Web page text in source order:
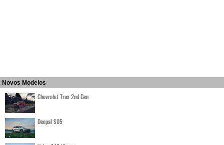
Novos Modelos
Chevrolet Trax 2nd Gen
Deepal S05